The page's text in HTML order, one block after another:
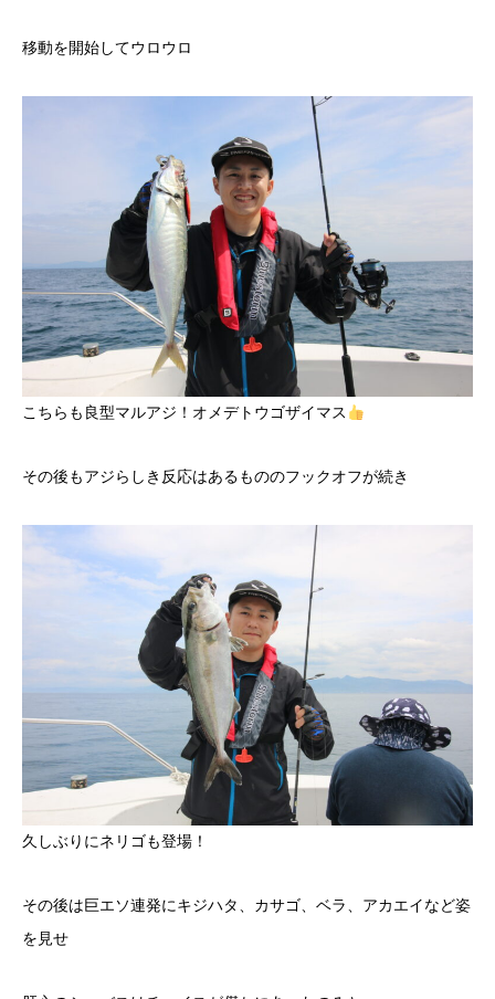
移動を開始してウロウロ
こちらも良型マルアジ！オメデトウゴザイマス
その後もアジらしき反応はあるもののフックオフが続き
久しぶりにネリゴも登場！
その後は巨エソ連発にキジハタ、カサゴ、ベラ、アカエイなど姿
を見せ